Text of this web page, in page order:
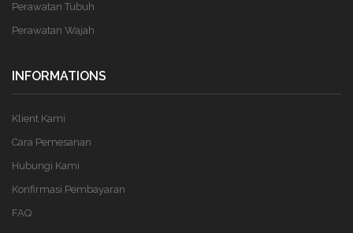
Perawatan Tubuh
Perawatan Wajah
INFORMATIONS
Klient Kami
Cara Pemesanan
Hubungi Kami
Konfirmasi Pembayaran
FAQ